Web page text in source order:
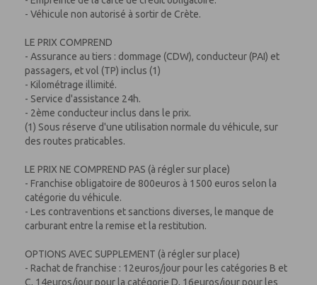
- Véhicule non autorisé à sortir de Crète.
LE PRIX COMPREND
- Assurance au tiers : dommage (CDW), conducteur (PAI) et
passagers, et vol (TP) inclus (1)
- Kilométrage illimité.
- Service d'assistance 24h.
- 2ème conducteur inclus dans le prix.
(1) Sous réserve d'une utilisation normale du véhicule, sur
des routes praticables.
LE PRIX NE COMPREND PAS (à régler sur place)
- Franchise obligatoire de 800euros à 1500 euros selon la
catégorie du véhicule.
- Les contraventions et sanctions diverses, le manque de
carburant entre la remise et la restitution.
OPTIONS AVEC SUPPLEMENT (à régler sur place)
- Rachat de franchise : 12euros/jour pour les catégories B et
C, 14euros/jour pour la catégorie D, 16euros/jour pour les